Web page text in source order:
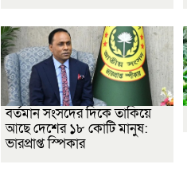
বর্তমান সংসদের দিকে তাকিয়ে
আছে দেশের ১৮ কোটি মানুষ:
ভারপ্রাপ্ত স্পিকার